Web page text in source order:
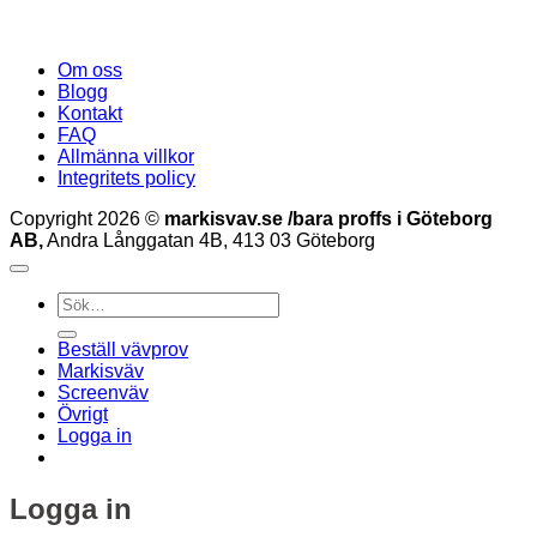
Om oss
Blogg
Kontakt
FAQ
Allmänna villkor
Integritets policy
Copyright 2026 © markisvav.se /bara proffs i Göteborg
AB,Andra Långgatan 4B, 413 03 Göteborg
Sök
efter:
Beställ vävprov
Markisväv
Screenväv
Övrigt
Logga in
Logga in